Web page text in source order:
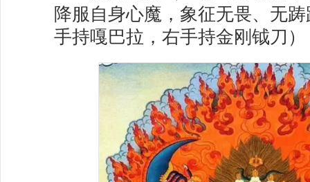
降服自身心魔，象征无畏、无
手持嘎巴拉，右手持金刚钺刀）